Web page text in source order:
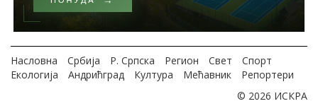
Насловна Србија Р. Српска Регион Свет
Спорт
Екологија
Андрићград Култура Мећавник
Репортери
© 2026 ИСКРА